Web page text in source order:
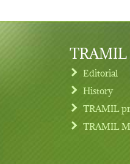
Footer
TRAMIL
Editorial
History
TRAMIL
TRAMIL